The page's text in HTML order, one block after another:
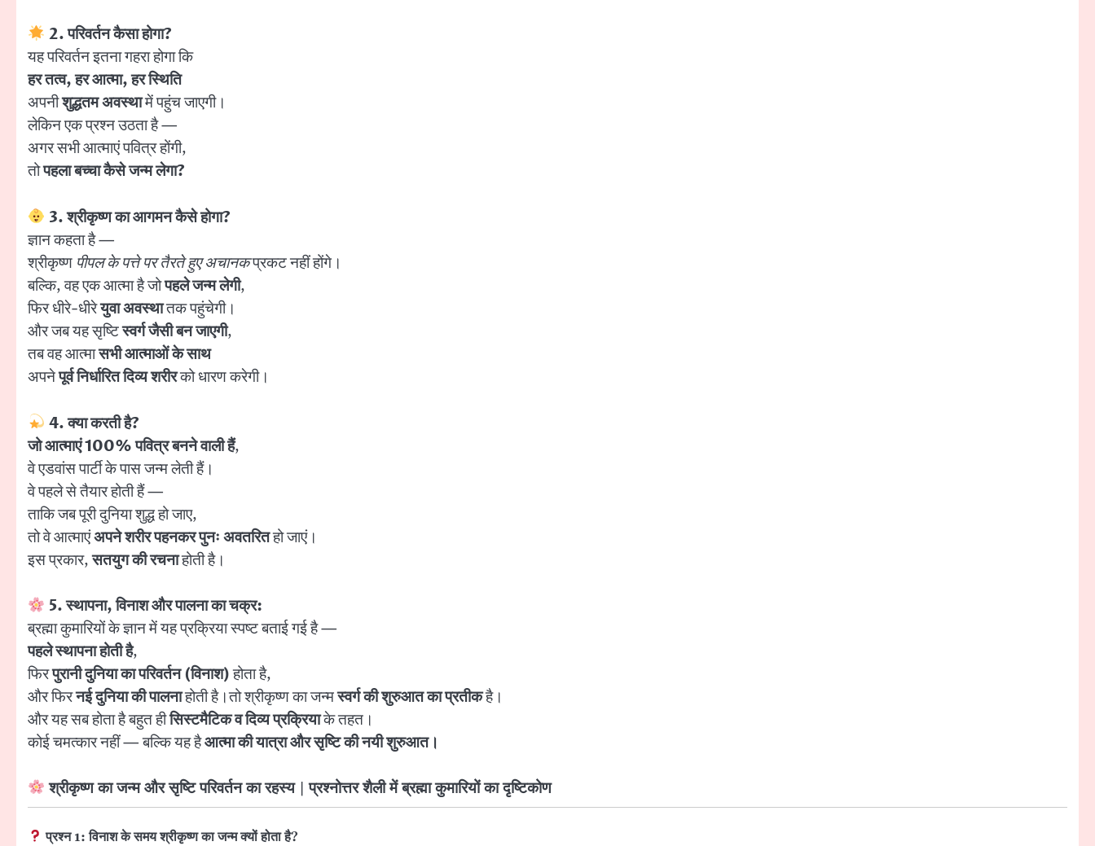
2. परिवर्तन कैसा होगा?
यह परिवर्तन इतना गहरा होगा कि
हर तत्व, हर आत्मा, हर स्थिति
अपनीशुद्धतम अवस्थामें पहुंच जाएगी।
लेकिन एक प्रश्न उठता है —
अगर सभी आत्माएं पवित्र होंगी,
तोपहला बच्चा कैसे जन्म लेगा?
3. श्रीकृष्ण का आगमन कैसे होगा?
ज्ञान कहता है —
श्रीकृष्ण पीपल के पत्ते पर तैरते हुए अचानकप्रकट नहीं होंगे।
बल्कि, वह एक आत्मा है जोपहले जन्म लेगी,
फिर धीरे-धीरेयुवा अवस्थातक पहुंचेगी।
और जब यह सृष्टिस्वर्ग जैसी बन जाएगी,
तब वह आत्मासभी आत्माओं के साथ
अपनेपूर्व निर्धारित दिव्य शरीरको धारण करेगी।
4. क्या करती है?
जो आत्माएं 100% पवित्र बनने वाली हैं,
वे एडवांस पार्टी के पास जन्म लेती हैं।
वे पहले से तैयार होती हैं —
ताकि जब पूरी दुनिया शुद्ध हो जाए,
तो वे आत्माएंअपने शरीर पहनकर पुनः अवतरितहो जाएं।
इस प्रकार,सतयुग की रचनाहोती है।
5. स्थापना, विनाश और पालना का चक्र:
ब्रह्मा कुमारियों के ज्ञान में यह प्रक्रिया स्पष्ट बताई गई है —
पहले स्थापना होती है,
फिरपुरानी दुनिया का परिवर्तन (विनाश)होता है,
और फिरनई दुनिया की पालनाहोती है।तो श्रीकृष्ण का जन्मस्वर्ग की शुरुआत का प्रतीकहै।
और यह सब होता है बहुत हीसिस्टमैटिक व दिव्य प्रक्रियाके तहत।
कोई चमत्कार नहीं — बल्कि यह हैआत्मा की यात्रा और सृष्टि की नयी शुरुआत।
श्रीकृष्ण का जन्म और सृष्टि परिवर्तन का रहस्य | प्रश्नोत्तर शैली में ब्रह्मा कुमारियों का दृष्टिकोण
प्रश्न 1: विनाश के समय श्रीकृष्ण का जन्म क्यों होता है?